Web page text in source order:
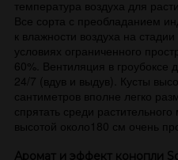
температура воздуха для
Все сорта с преобладанием
к влажности воздуха на
условиях ограниченного
60%. Вентиляция в гроубоксе
24/7 (вдув и выдув). Кусты
сантиметров вполне легко
спрятать среди
высотой около180 см очень
Аромат и эффект конопли